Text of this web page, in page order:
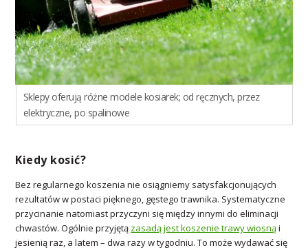
Sklepy oferują różne modele kosiarek; od ręcznych, przez
elektryczne, po spalinowe
Kiedy kosić?
Bez regularnego koszenia nie osiągniemy satysfakcjonujących
rezultatów w postaci pięknego, gęstego trawnika. Systematyczne
przycinanie natomiast przyczyni się między innymi do eliminacji
chwastów. Ogólnie przyjętą zasadą jest koszenie trawy wiosnąi
jesienią raz, a latem – dwa razy w tygodniu. To może wydawać się